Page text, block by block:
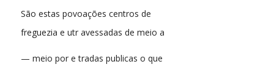
São estas povoações centros de
freguezia e utr avessadas de meio a
— meio por e tradas publicas o que